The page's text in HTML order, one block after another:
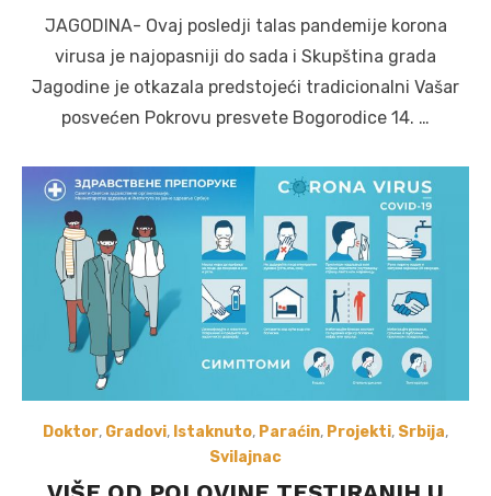
JAGODINA- Ovaj posledji talas pandemije korona
virusa je najopasniji do sada i Skupština grada
Jagodine je otkazala predstojeći tradicionalni Vašar
posvećen Pokrovu presvete Bogorodice 14. …
Doktor, Gradovi, Istaknuto, Paraćin, Projekti, Srbija,
Svilajnac